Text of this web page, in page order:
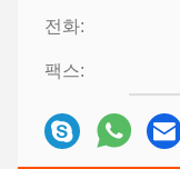
전화:
팩스: